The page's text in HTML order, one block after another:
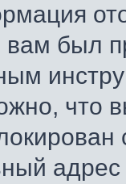
вам был
что
адрес